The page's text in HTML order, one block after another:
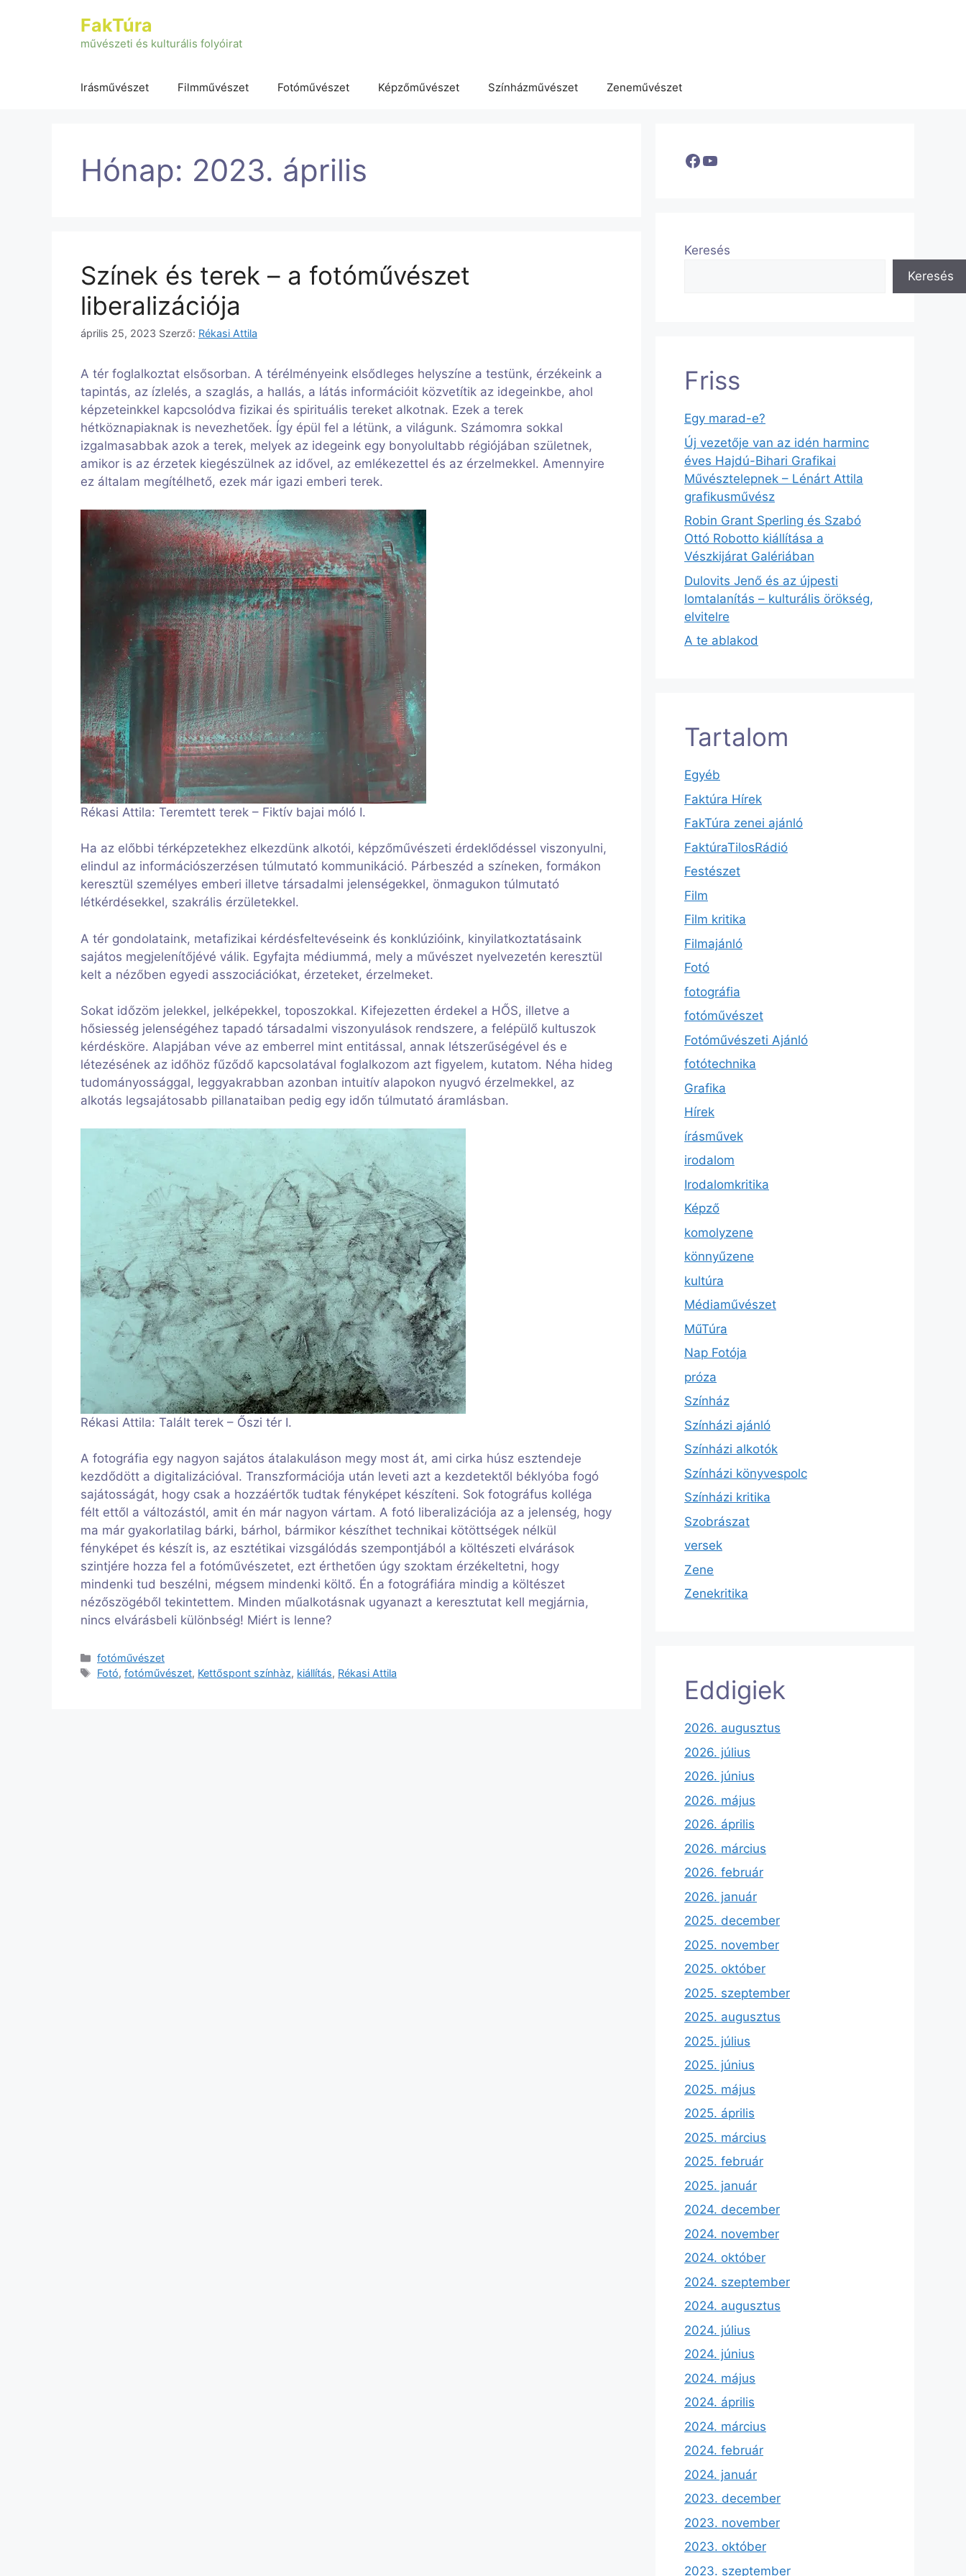
FakTúra
művészeti és kulturális folyóirat
Irásművészet Filmművészet Fotóművészet Képzőművészet Színházművészet Zeneművészet
Hónap: 2023. április
Színek és terek – a fotóművészet
liberalizációja
április 25, 2023 Szerző: Rékasi Attila
A tér foglalkoztat elsősorban. A térélményeink elsődleges helyszíne a testünk, érzékeink a
tapintás, az ízlelés, a szaglás, a hallás, a látás információit közvetítik az idegeinkbe, ahol
képzeteinkkel kapcsolódva fizikai és spirituális tereket alkotnak. Ezek a terek
hétköznapiaknak is nevezhetőek. Így épül fel a létünk, a világunk. Számomra sokkal
izgalmasabbak azok a terek, melyek az idegeink egy bonyolultabb régiójában születnek,
amikor is az érzetek kiegészülnek az idővel, az emlékezettel és az érzelmekkel. Amennyire
ez általam megítélhető, ezek már igazi emberi terek.
Rékasi Attila: Teremtett terek – Fiktív bajai móló I.
Ha az előbbi térképzetekhez elkezdünk alkotói, képzőművészeti érdeklődéssel viszonyulni,
elindul az információszerzésen túlmutató kommunikáció. Párbeszéd a színeken, formákon
keresztül személyes emberi illetve társadalmi jelenségekkel, önmagukon túlmutató
létkérdésekkel, szakrális érzületekkel.
A tér gondolataink, metafizikai kérdésfeltevéseink és konklúzióink, kinyilatkoztatásaink
sajátos megjelenítőjévé válik. Egyfajta médiummá, mely a művészet nyelvezetén keresztül
kelt a nézőben egyedi asszociációkat, érzeteket, érzelmeket.
Sokat időzöm jelekkel, jelképekkel, toposzokkal. Kifejezetten érdekel a HŐS, illetve a
hősiesség jelenségéhez tapadó társadalmi viszonyulások rendszere, a felépülő kultuszok
kérdésköre. Alapjában véve az emberrel mint entitással, annak létszerűségével és e
létezésének az időhöz fűződő kapcsolatával foglalkozom azt figyelem, kutatom. Néha hideg
tudományossággal, leggyakrabban azonban intuitív alapokon nyugvó érzelmekkel, az
alkotás legsajátosabb pillanataiban pedig egy időn túlmutató áramlásban.
Rékasi Attila: Talált terek – Őszi tér I.
A fotográfia egy nagyon sajátos átalakuláson megy most át, ami cirka húsz esztendeje
kezdődött a digitalizációval. Transzformációja után leveti azt a kezdetektől béklyóba fogó
sajátosságát, hogy csak a hozzáértők tudtak fényképet készíteni. Sok fotográfus kolléga
félt ettől a változástól, amit én már nagyon vártam. A fotó liberalizációja az a jelenség, hogy
ma már gyakorlatilag bárki, bárhol, bármikor készíthet technikai kötöttségek nélkül
fényképet és készít is, az esztétikai vizsgálódás szempontjából a költészeti elvárások
szintjére hozza fel a fotóművészetet, ezt érthetően úgy szoktam érzékeltetni, hogy
mindenki tud beszélni, mégsem mindenki költő. Én a fotográfiára mindig a költészet
nézőszögéből tekintettem. Minden műalkotásnak ugyanazt a keresztutat kell megjárnia,
nincs elvárásbeli különbség! Miért is lenne?
Kategória
fotóművészet
Címkék
Fotó,fotóművészet, Kettőspont színhàz, kiállítás, Rékasi Attila
Facebook
YouTube
Keresés
Keresés
Friss
Egy marad-e?
Új vezetője van az idén harminc
éves Hajdú-Bihari Grafikai
Művésztelepnek – Lénárt Attila
grafikusművész
Robin Grant Sperling és Szabó
Ottó Robotto kiállítása a
Vészkijárat Galériában
Dulovits Jenő és az újpesti
lomtalanítás – kulturális örökség,
elvitelre
A te ablakod
Tartalom
Egyéb
Faktúra Hírek
FakTúra zenei ajánló
FaktúraTilosRádió
Festészet
Film
Film kritika
Filmajánló
Fotó
fotográfia
fotóművészet
Fotóművészeti Ajánló
fotótechnika
Grafika
Hírek
írásművek
irodalom
Irodalomkritika
Képző
komolyzene
könnyűzene
kultúra
Médiaművészet
MűTúra
Nap Fotója
próza
Színház
Színházi ajánló
Színházi alkotók
Színházi könyvespolc
Színházi kritika
Szobrászat
versek
Zene
Zenekritika
Eddigiek
2026. augusztus
2026. július
2026. június
2026. május
2026. április
2026. március
2026. február
2026. január
2025. december
2025. november
2025. október
2025. szeptember
2025. augusztus
2025. július
2025. június
2025. május
2025. április
2025. március
2025. február
2025. január
2024. december
2024. november
2024. október
2024. szeptember
2024. augusztus
2024. július
2024. június
2024. május
2024. április
2024. március
2024. február
2024. január
2023. december
2023. november
2023. október
2023. szeptember